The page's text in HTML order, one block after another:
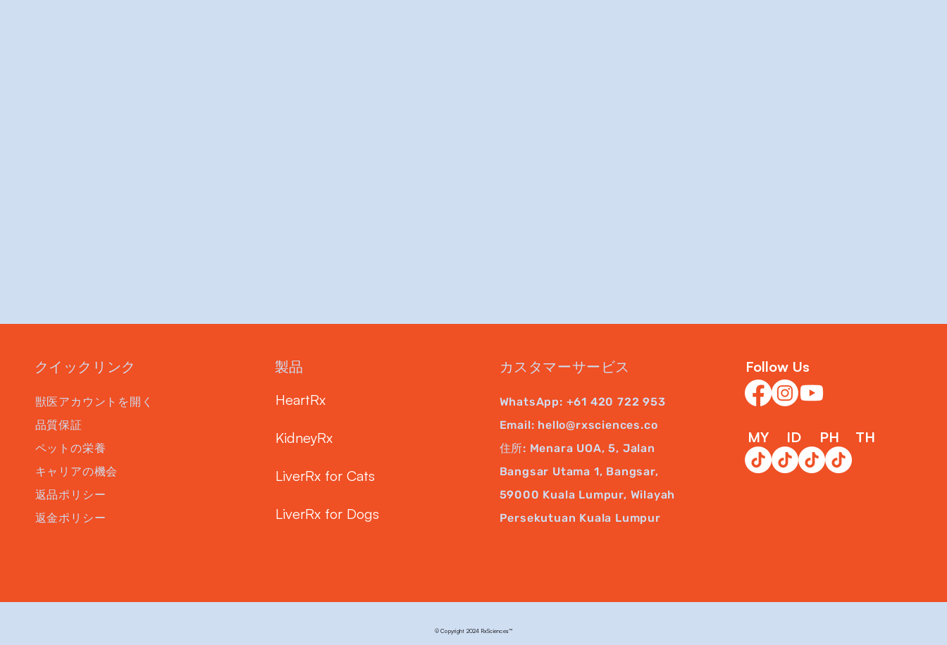
クイックリンク
獣医アカウントを開く
品質保証
ペットの栄養
キャリアの機会
返品ポリシー
返金ポリシー
製品
HeartRx
KidneyRx
LiverRx for Cats
LiverRx for Dogs
カスタマーサービス
WhatsApp: +61 420 722 953
Email: hello@rxsciences.co
住所: Menara UOA, 5, Jalan
Bangsar Utama 1, Bangsar,
59000 Kuala Lumpur, Wilayah
Persekutuan Kuala Lumpur
Follow Us
MY ID PH TH
© Copyright 2024 RxSciences™